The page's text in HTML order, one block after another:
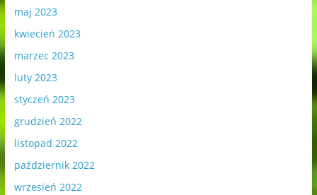
maj 2023
kwiecień 2023
marzec 2023
luty 2023
styczeń 2023
grudzień 2022
listopad 2022
październik 2022
wrzesień 2022